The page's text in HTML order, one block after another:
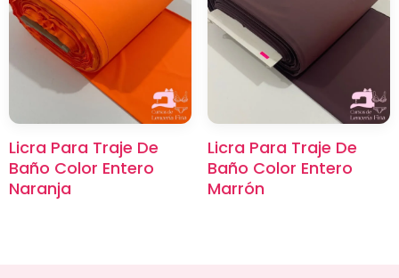
Licra Para Traje De
Baño Color Entero
Naranja
Licra Para Traje De
Baño Color Entero
Marrón